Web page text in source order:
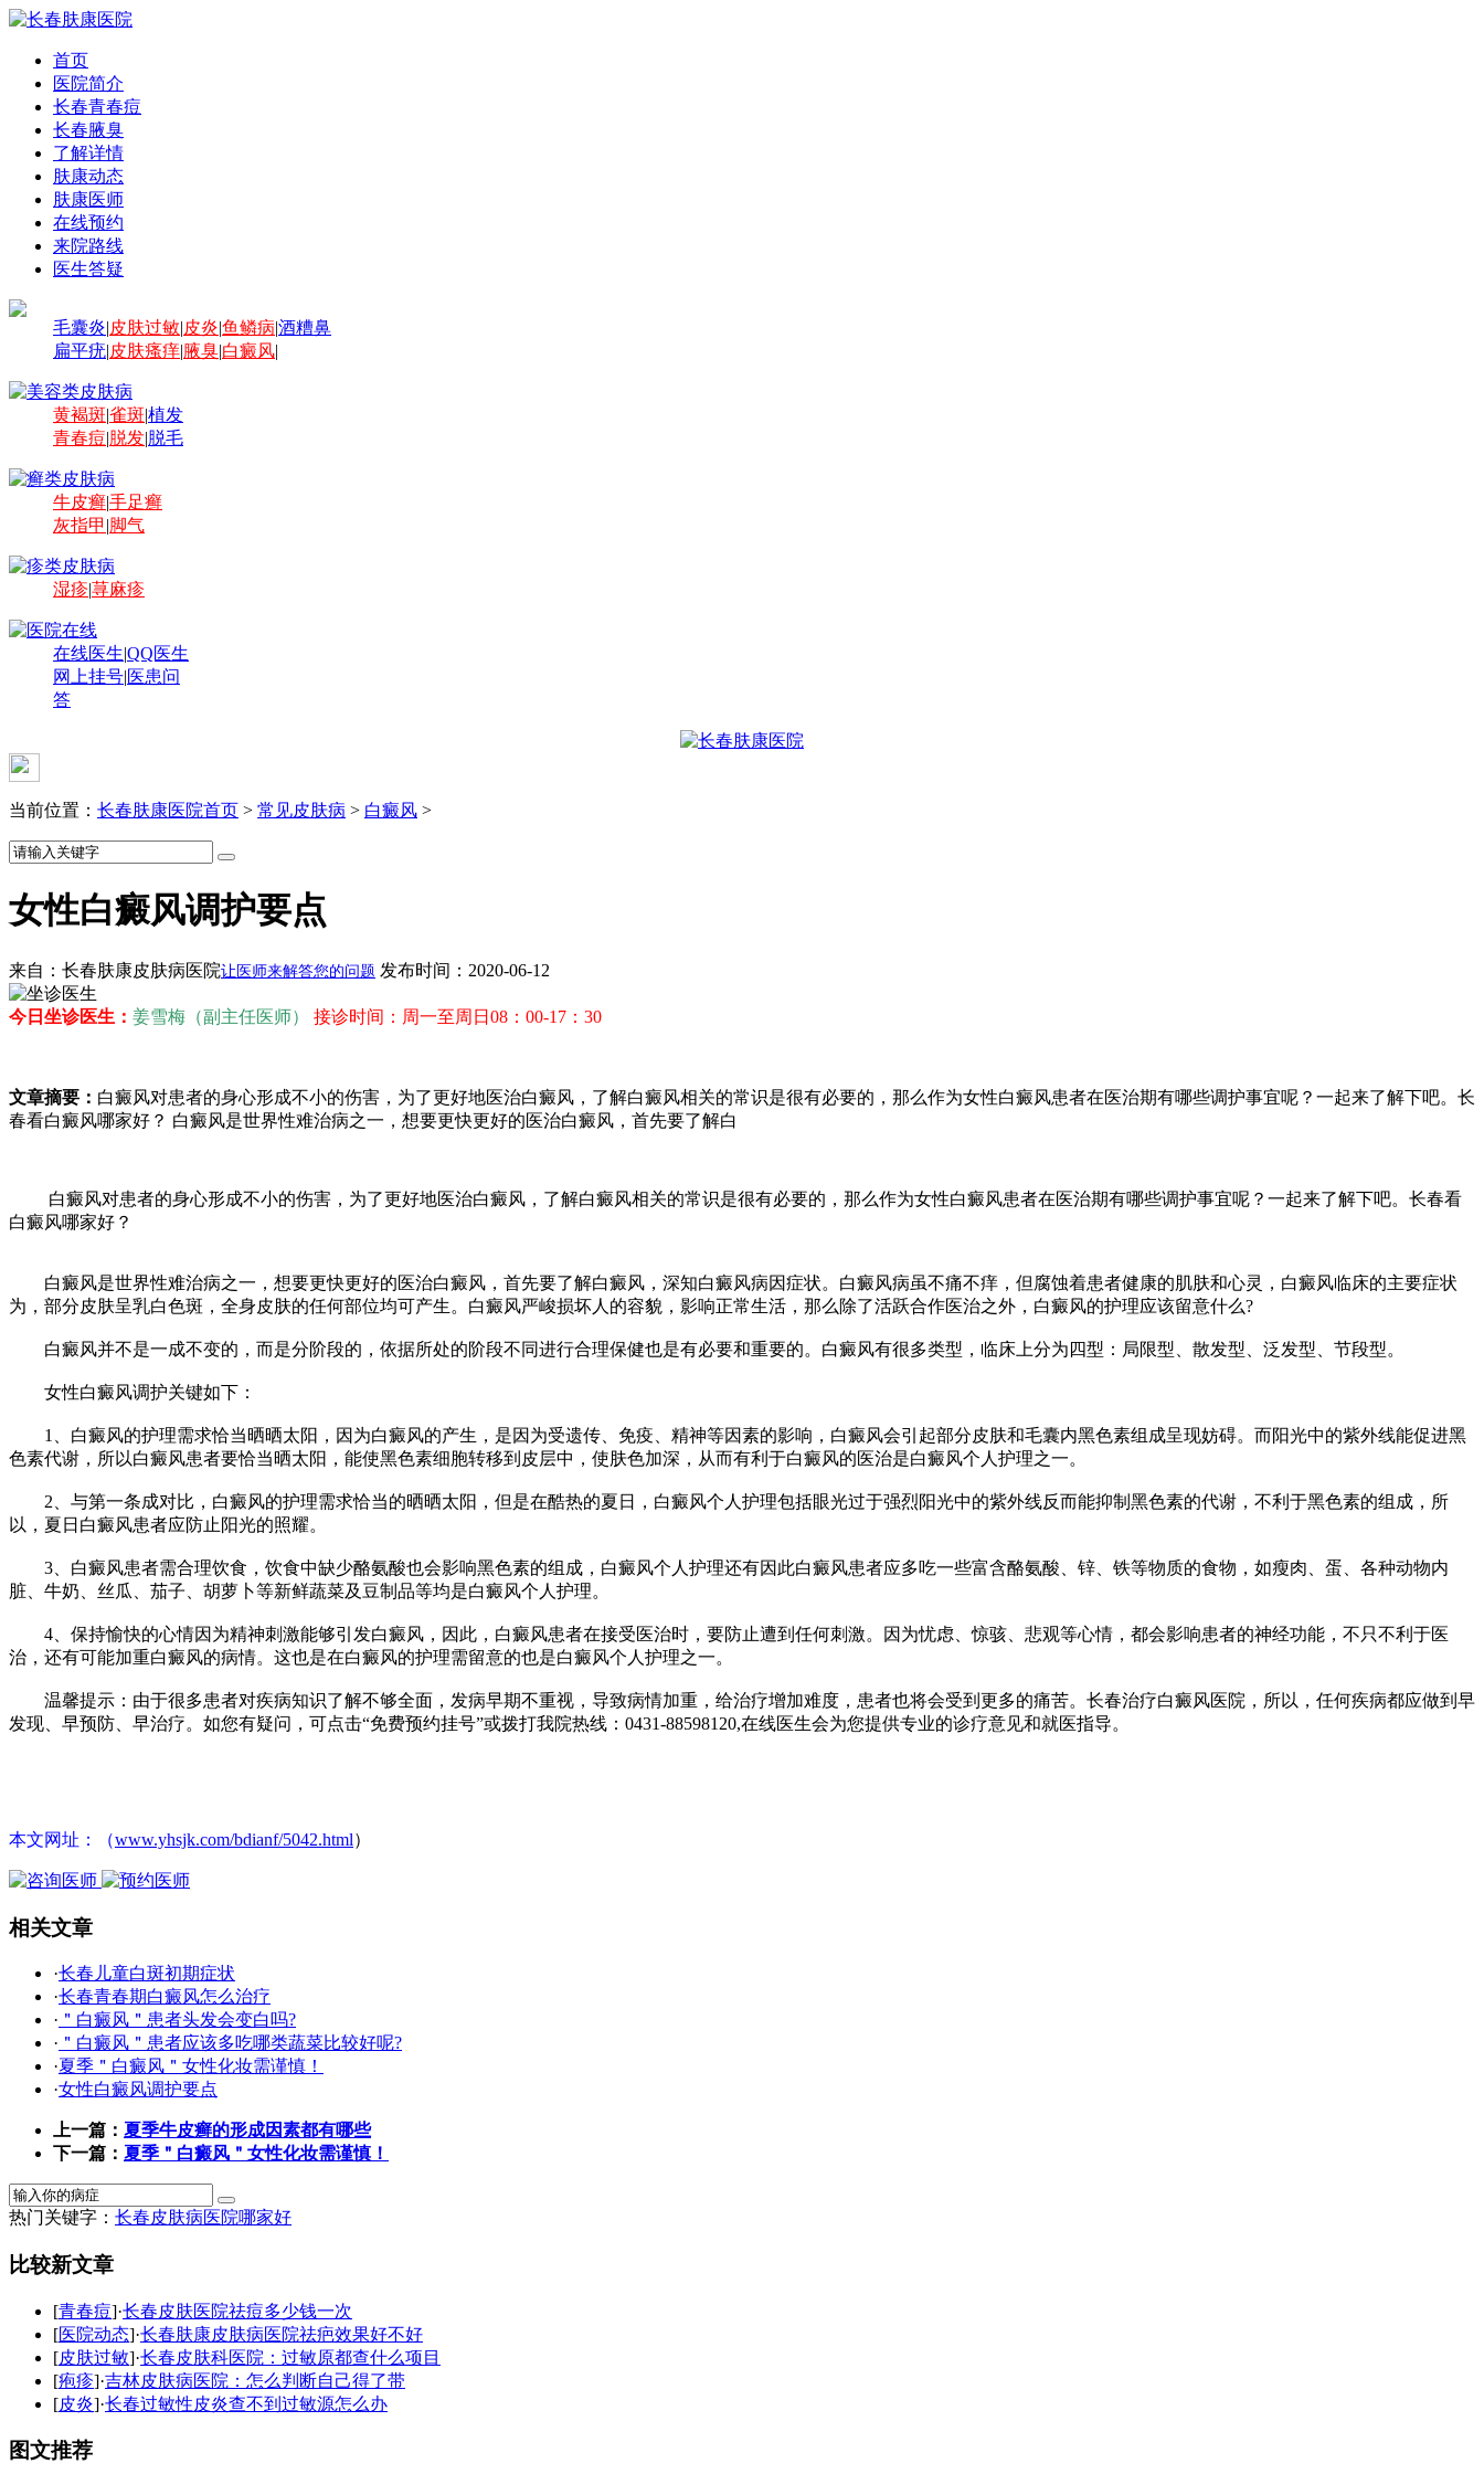
首页
医院简介
长春青春痘
长春腋臭
了解详情
肤康动态
肤康医师
在线预约
来院路线
医生答疑
毛囊炎|皮肤过敏|皮炎|鱼鳞病|酒糟鼻
扁平疣|皮肤瘙痒|腋臭|白癜风|
黄褐斑|雀斑|植发
青春痘|脱发|脱毛
牛皮癣|手足癣
灰指甲 |脚气
湿疹|荨麻疹
在线医生|QQ医生
网上挂号|医患问
答
当前位置： 长春肤康医院首页 > 常见皮肤病 > 白癜风 >
女性白癜风调护要点
来自：长春肤康皮肤病医院让医师来解答您的问题 发布时间：2020-06-12
今日坐诊医生： 姜雪梅（副主任医师） 接诊时间：周一至周日08：00-17：30
文章摘要： 白癜风对患者的身心形成不小的伤害，为了更好地医治白癜风，了解白癜风相关的常识是很有必要的，那么作为女性白癜风患者在医治期有哪些调护事宜呢？一起来了解下吧。长
春看白癜风哪家好？ 白癜风是世界性难治病之一，想要更快更好的医治白癜风，首先要了解白
白癜风对患者的身心形成不小的伤害，为了更好地医治白癜风，了解白癜风相关的常识是很有必要的，那么作为女性白癜风患者在医治期有哪些调护事宜呢？一起来了解下吧。长春看
白癜风哪家好？
白癜风是世界性难治病之一，想要更快更好的医治白癜风，首先要了解白癜风，深知白癜风病因症状。白癜风病虽不痛不痒，但腐蚀着患者健康的肌肤和心灵，白癜风临床的主要症状
为，部分皮肤呈乳白色斑，全身皮肤的任何部位均可产生。白癜风严峻损坏人的容貌，影响正常生活，那么除了活跃合作医治之外，白癜风的护理应该留意什么?
白癜风并不是一成不变的，而是分阶段的，依据所处的阶段不同进行合理保健也是有必要和重要的。白癜风有很多类型，临床上分为四型：局限型、散发型、泛发型、节段型。
女性白癜风调护关键如下：
1、白癜风的护理需求恰当晒晒太阳，因为白癜风的产生，是因为受遗传、免疫、精神等因素的影响，白癜风会引起部分皮肤和毛囊内黑色素组成呈现妨碍。而阳光中的紫外线能促进黑
色素代谢，所以白癜风患者要恰当晒太阳，能使黑色素细胞转移到皮层中，使肤色加深，从而有利于白癜风的医治是白癜风个人护理之一。
2、与第一条成对比，白癜风的护理需求恰当的晒晒太阳，但是在酷热的夏日，白癜风个人护理包括眼光过于强烈阳光中的紫外线反而能抑制黑色素的代谢，不利于黑色素的组成，所
以，夏日白癜风患者应防止阳光的照耀。
3、白癜风患者需合理饮食，饮食中缺少酪氨酸也会影响黑色素的组成，白癜风个人护理还有因此白癜风患者应多吃一些富含酪氨酸、锌、铁等物质的食物，如瘦肉、蛋、各种动物内
脏、牛奶、丝瓜、茄子、胡萝卜等新鲜蔬菜及豆制品等均是白癜风个人护理。
4、保持愉快的心情因为精神刺激能够引发白癜风，因此，白癜风患者在接受医治时，要防止遭到任何刺激。因为忧虑、惊骇、悲观等心情，都会影响患者的神经功能，不只不利于医
治，还有可能加重白癜风的病情。这也是在白癜风的护理需留意的也是白癜风个人护理之一。
温馨提示：由于很多患者对疾病知识了解不够全面，发病早期不重视，导致病情加重，给治疗增加难度，患者也将会受到更多的痛苦。长春治疗白癜风医院，所以，任何疾病都应做到早
发现、早预防、早治疗。如您有疑问，可点击“免费预约挂号”或拨打我院热线：0431-88598120,在线医生会为您提供专业的诊疗意见和就医指导。
本文网址：（www.yhsjk.com/bdianf/5042.html）
相关文章
·长春儿童白斑初期症状
·长春青春期白癜风怎么治疗
· ＂白癜风＂患者头发会变白吗?
· ＂白癜风＂患者应该多吃哪类蔬菜比较好呢?
·夏季＂白癜风＂女性化妆需谨慎！
·女性白癜风调护要点
上一篇： 夏季牛皮癣的形成因素都有哪些
下一篇： 夏季＂白癜风＂女性化妆需谨慎！
热门关键字： 长春皮肤病医院哪家好
比较新文章
[青春痘]·长春皮肤医院祛痘多少钱一次
[医院动态]·长春肤康皮肤病医院祛疤效果好不好
[皮肤过敏]·长春皮肤科医院：过敏原都查什么项目
[疱疹]·吉林皮肤病医院：怎么判断自己得了带
[皮炎]·长春过敏性皮炎查不到过敏源怎么办
图文推荐